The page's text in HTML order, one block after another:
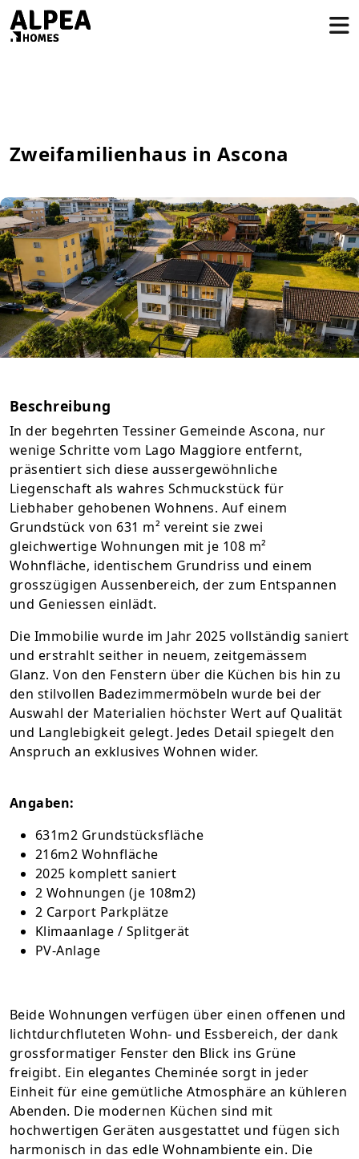
Zweifamilienhaus in Ascona
Beschreibung
In der begehrten Tessiner Gemeinde Ascona, nur
wenige Schritte vom Lago Maggiore entfernt,
präsentiert sich diese aussergewöhnliche
Liegenschaft als wahres Schmuckstück für
Liebhaber gehobenen Wohnens. Auf einem
Grundstück von 631 m² vereint sie zwei
gleichwertige Wohnungen mit je 108 m²
Wohnfläche, identischem Grundriss und einem
grosszügigen Aussenbereich, der zum Entspannen
und Geniessen einlädt.
Die Immobilie wurde im Jahr 2025 vollständig saniert
und erstrahlt seither in neuem, zeitgemässem
Glanz. Von den Fenstern über die Küchen bis hin zu
den stilvollen Badezimmermöbeln wurde bei der
Auswahl der Materialien höchster Wert auf Qualität
und Langlebigkeit gelegt. Jedes Detail spiegelt den
Anspruch an exklusives Wohnen wider.
Angaben:
631m2 Grundstücksfläche
216m2 Wohnfläche
2025 komplett saniert
2 Wohnungen (je 108m2)
2 Carport Parkplätze
Klimaanlage / Splitgerät
PV-Anlage
Beide Wohnungen verfügen über einen offenen und
lichtdurchfluteten Wohn- und Essbereich, der dank
grossformatiger Fenster den Blick ins Grüne
freigibt. Ein elegantes Cheminée sorgt in jeder
Einheit für eine gemütliche Atmosphäre an kühleren
Abenden. Die modernen Küchen sind mit
hochwertigen Geräten ausgestattet und fügen sich
harmonisch in das edle Wohnambiente ein. Die